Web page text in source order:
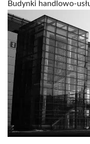
Budynki handlowo-